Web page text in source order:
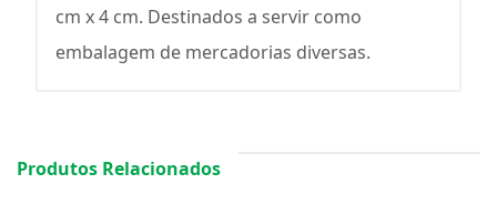
cm x 4 cm. Destinados a servir como
embalagem de mercadorias diversas.
Produtos Relacionados